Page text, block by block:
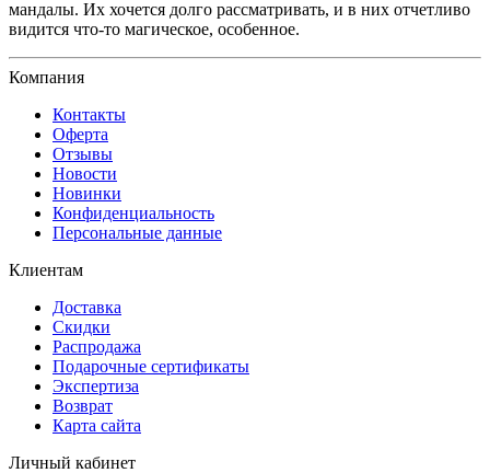
мандалы. Их хочется долго рассматривать, и в них отчетливо
видится что-то магическое, особенное.
Компания
Контакты
Оферта
Отзывы
Новости
Новинки
Конфиденциальность
Персональные данные
Клиентам
Доставка
Скидки
Распродажа
Подарочные сертификаты
Экспертиза
Возврат
Карта сайта
Личный кабинет